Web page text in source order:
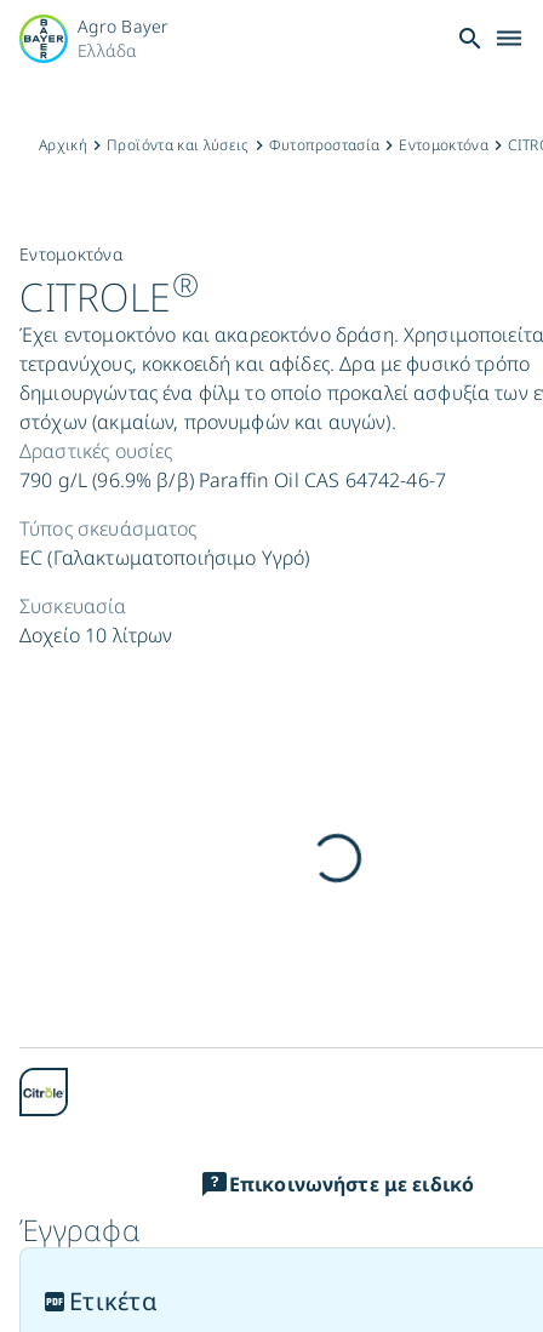
Agro Bayer
Ελλάδα
search dehaze
Αρχική keyboard_arrow_right Προϊόντα και λύσεις keyboard_arrow_right Φυτοπροστασία keyboard_arrow_right Εντομοκτόνα keyboard_arrow_right
Εντομοκτόνα
CITROLE®
Έχει εντομοκτόνο και ακαρεοκτόνο δράση.
τετρανύχους, κοκκοειδή και αφίδες. Δρα με φυσικό τρόπο
δημιουργώντας ένα φίλμ το οποίο προκαλεί ασφυξία των
στόχων (ακμαίων, προνυμφών και αυγών).
Δραστικές ουσίες
790 g/L (96.9% β/β) Paraffin Oil CAS 64742-46-7
Τύπος σκευάσματος
EC (Γαλακτωματοποιήσιμο Υγρό)
Συσκευασία
Δοχείο 10 λίτρων
Επικοινωνήστε με ειδικό
Έγγραφα
Ετικέτα